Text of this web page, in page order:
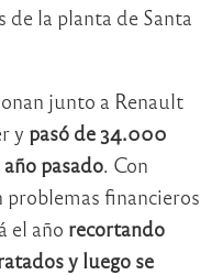
de la planta de Santa
junto a Renault
y pasó de 34.000
pasado. Con
problemas financieros
el año recortando
y luego se